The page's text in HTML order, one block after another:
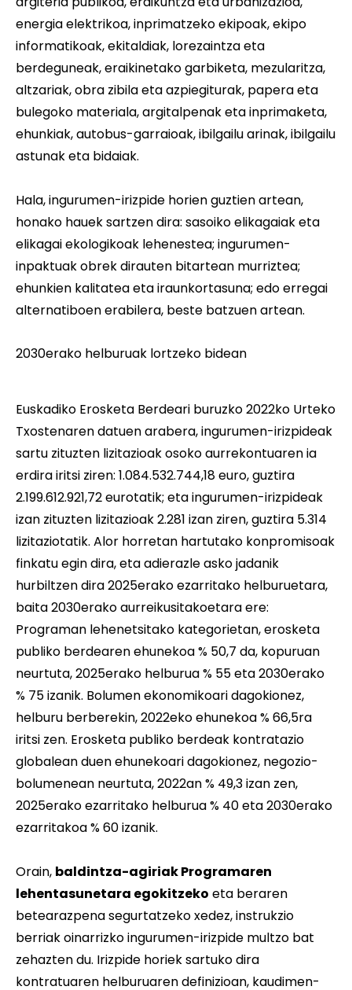
energia elektrikoa, inprimatzeko ekipoak, ekipo
informatikoak, ekitaldiak, lorezaintza eta
berdeguneak, eraikinetako garbiketa, mezularitza,
altzariak, obra zibila eta azpiegiturak, papera eta
bulegoko materiala, argitalpenak eta inprimaketa,
ehunkiak, autobus-garraioak, ibilgailu arinak, ibilgailu
astunak eta bidaiak.
Hala, ingurumen-irizpide horien guztien artean,
honako hauek sartzen dira: sasoiko elikagaiak eta
elikagai ekologikoak lehenestea; ingurumen-
inpaktuak obrek dirauten bitartean murriztea;
ehunkien kalitatea eta iraunkortasuna; edo erregai
alternatiboen erabilera, beste batzuen artean.
2030erako helburuak lortzeko bidean
Euskadiko Erosketa Berdeari buruzko 2022ko Urteko
Txostenaren datuen arabera, ingurumen-irizpideak
sartu zituzten lizitazioak osoko aurrekontuaren ia
erdira iritsi ziren: 1.084.532.744,18 euro, guztira
2.199.612.921,72 eurotatik; eta ingurumen-irizpideak
izan zituzten lizitazioak 2.281 izan ziren, guztira 5.314
lizitaziotatik. Alor horretan hartutako konpromisoak
finkatu egin dira, eta adierazle asko jadanik
hurbiltzen dira 2025erako ezarritako helburuetara,
baita 2030erako aurreikusitakoetara ere:
Programan lehenetsitako kategorietan, erosketa
publiko berdearen ehunekoa % 50,7 da, kopuruan
neurtuta, 2025erako helburua % 55 eta 2030erako
% 75 izanik. Bolumen ekonomikoari dagokionez,
helburu berberekin, 2022eko ehunekoa % 66,5ra
iritsi zen. Erosketa publiko berdeak kontratazio
globalean duen ehunekoari dagokionez, negozio-
bolumenean neurtuta, 2022an % 49,3 izan zen,
2025erako ezarritako helburua % 40 eta 2030erako
ezarritakoa % 60 izanik.
Orain, baldintza-agiriak Programaren
lehentasunetara egokitzeko eta beraren
betearazpena segurtatzeko xedez, instrukzio
berriak oinarrizko ingurumen-irizpide multzo bat
zehazten du. Irizpide horiek sartuko dira
kontratuaren helburuaren definizioan, kaudimen-